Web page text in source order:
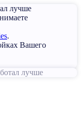
лучше
.
Вашего
лучше